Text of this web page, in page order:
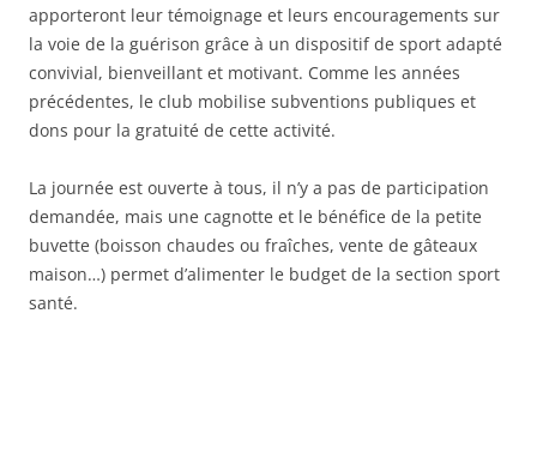
apporteront leur témoignage et leurs encouragements sur
la voie de la guérison grâce à un dispositif de sport adapté
convivial, bienveillant et motivant. Comme les années
précédentes, le club mobilise subventions publiques et
dons pour la gratuité de cette activité.
La journée est ouverte à tous, il n’y a pas de participation
demandée, mais une cagnotte et le bénéfice de la petite
buvette (boisson chaudes ou fraîches, vente de gâteaux
maison…) permet d’alimenter le budget de la section sport
santé.